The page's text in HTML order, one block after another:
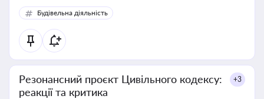
Будівельна діяльність
Резонансний проєкт Цивільного кодексу:
реакції та критика
+3